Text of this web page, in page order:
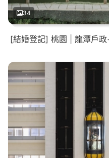
34
[結婚登記] 桃園 | 龍潭戶